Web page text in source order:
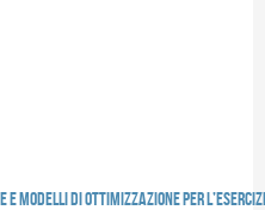
modelli di ottimizzazione per